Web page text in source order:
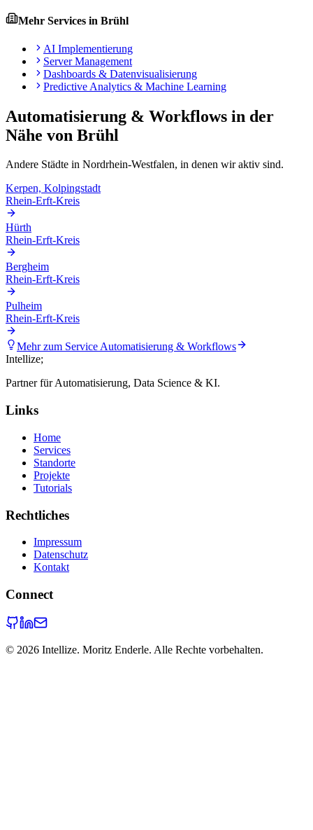
Mehr Services in Brühl
AI Implementierung
Server Management
Dashboards & Datenvisualisierung
Predictive Analytics & Machine Learning
Automatisierung & Workflows in der
Nähe von Brühl
Andere Städte in Nordrhein-Westfalen, in denen wir aktiv sind.
Kerpen, Kolpingstadt
Rhein-Erft-Kreis
Hürth
Rhein-Erft-Kreis
Bergheim
Rhein-Erft-Kreis
Pulheim
Rhein-Erft-Kreis
Mehr zum ServiceAutomatisierung & Workflows
Intellize;
Partner für Automatisierung, Data Science & KI.
Links
Home
Services
Standorte
Projekte
Tutorials
Rechtliches
Impressum
Datenschutz
Kontakt
Connect
© 2026 Intellize. Moritz Enderle. Alle Rechte vorbehalten.